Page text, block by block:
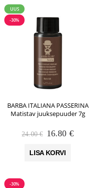
UUS
-30%
BARBA ITALIANA PASSERINA
Matistav juuksepuuder 7g
24.00€ Algne
oli:
16.80 €
LISA KORVI
-30%